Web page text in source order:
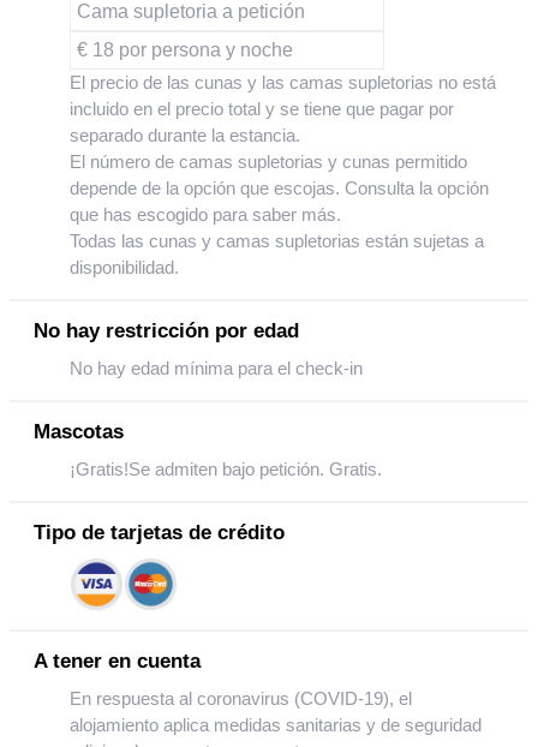
Cama supletoria a petición
€ 18 por persona y noche
El precio de las cunas y las camas supletorias no está
incluido en el precio total y se tiene que pagar por
separado durante la estancia.
El número de camas supletorias y cunas permitido
depende de la opción que escojas. Consulta la opción
que has escogido para saber más.
Todas las cunas y camas supletorias están sujetas a
disponibilidad.
No hay restricción por edad
No hay edad mínima para el check-in
Mascotas
¡Gratis!Se admiten bajo petición. Gratis.
Tipo de tarjetas de crédito
A tener en cuenta
En respuesta al coronavirus (COVID-19), el
alojamiento aplica medidas sanitarias y de seguridad